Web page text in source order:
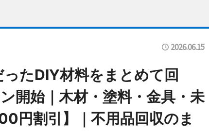
2026.06.15
ったDIY材料をまとめて回
開始｜木材・塗料・金具・未
円割引】｜不用品回収のま